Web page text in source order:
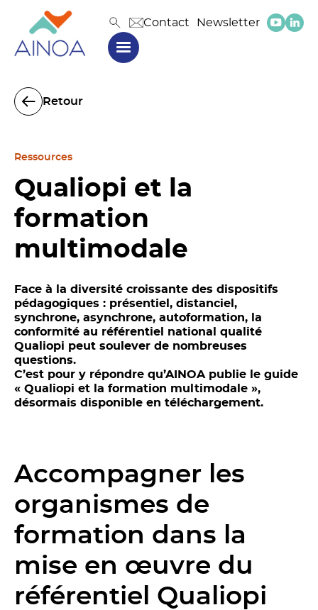
Contact Newsletter
Retour
Ressources
Qualiopi et la
formation
multimodale
Face à la diversité croissante des dispositifs
pédagogiques : présentiel, distanciel,
synchrone, asynchrone, autoformation, la
conformité au référentiel national qualité
Qualiopi peut soulever de nombreuses
questions.
C’est pour y répondre qu’AINOA publie le guide
« Qualiopi et la formation multimodale »,
désormais disponible en téléchargement.
Accompagner les
organismes de
formation dans la
mise en œuvre du
référentiel Qualiopi